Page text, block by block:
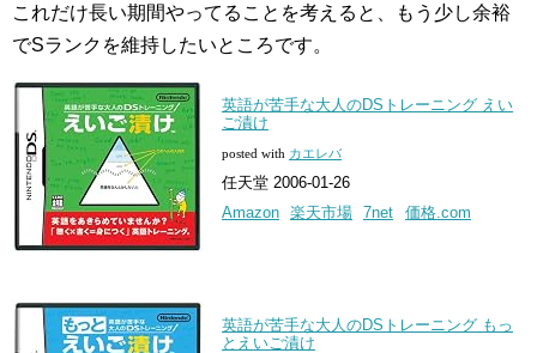
これだけ長い期間やってることを考えると、もう少し余裕
でSランクを維持したいところです。
英語が苦手な大人のDSトレーニング えい
ご漬け
posted with カエレバ
任天堂 2006-01-26
Amazon 楽天市場 7net 価格.com
英語が苦手な大人のDSトレーニング もっ
とえいご漬け